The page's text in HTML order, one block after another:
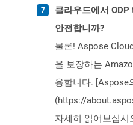
클라우드에서
안전합니까?
물론! Aspose
을 보장하는
용합니다. [Aspose
(https://
자세히 읽어보십시